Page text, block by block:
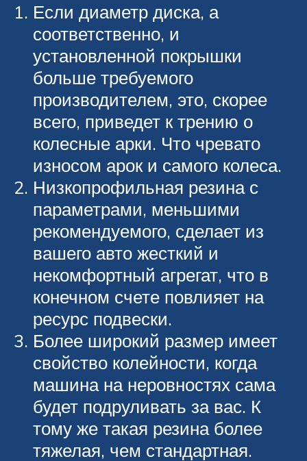
Если диаметр диска, а
соответственно, и
установленной покрышки
больше требуемого
производителем, это, скорее
всего, приведет к трению о
колесные арки. Что чревато
износом арок и самого колеса.
Низкопрофильная резина с
параметрами, меньшими
рекомендуемого, сделает из
вашего авто жесткий и
некомфортный агрегат, что в
конечном счете повлияет на
ресурс подвески.
Более широкий размер имеет
свойство колейности, когда
машина на неровностях сама
будет подруливать за вас. К
тому же такая резина более
тяжелая, чем стандартная.